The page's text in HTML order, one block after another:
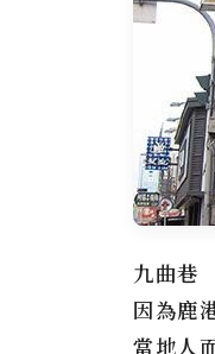
九曲巷
因為鹿
當地人